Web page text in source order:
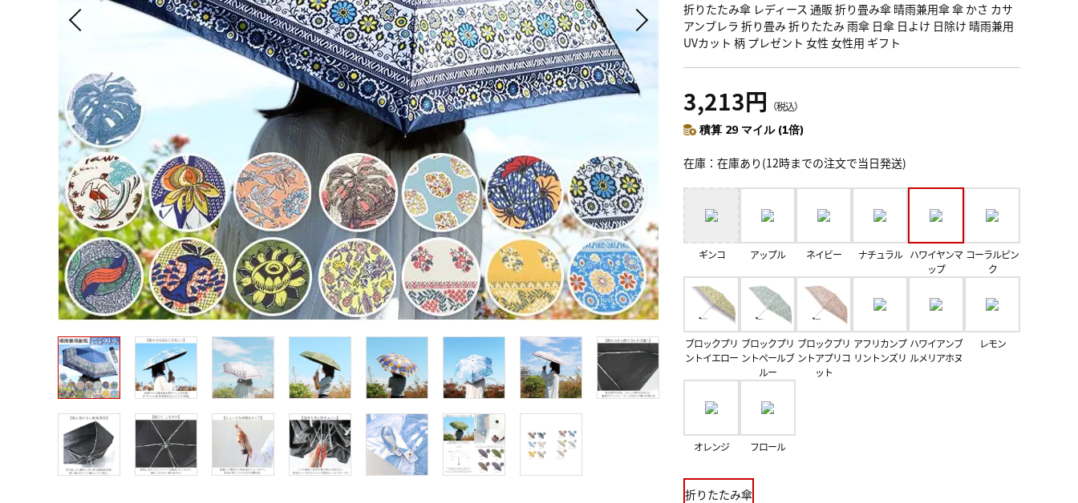
折りたたみ傘 レディース 通販 折り畳み傘 晴雨兼用傘 傘 かさ カサ
アンブレラ 折り畳み 折りたたみ 雨傘 日傘 日よけ 日除け 晴雨兼用
UVカット 柄 プレゼント 女性 女性用 ギフト
3,213円 （税込）
積算 29 マイル (1倍)
在庫 在庫あり(12時までの注文で当日発送)
ギンコ アップル ネイビー ナチュラル
ハワイヤンマ
ップ
コーラルピン
ク
ブロックプリ
ントイエロー
ブロックプリ
ントペールブ
ルー
ブロックプリ
ントアプリコ
ット
アフリカンプ
リントンズリ
ハワイアンブ
ルメリアホヌ
レモン
オレンジ フロール
折りたたみ傘